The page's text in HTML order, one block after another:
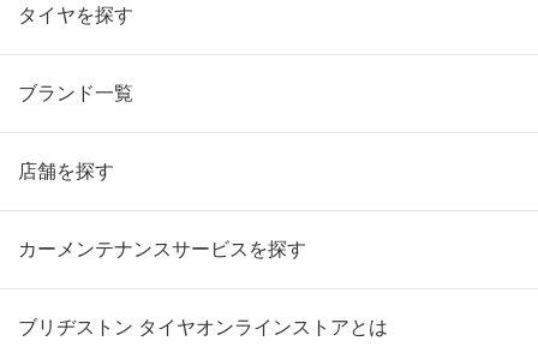
タイヤを探す
ブランド一覧
店舗を探す
カーメンテナンスサービスを探す
ブリヂストン タイヤオンラインストアとは